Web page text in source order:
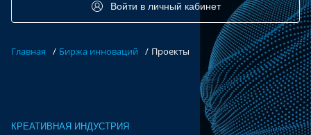
Войти в личный кабинет
Главная / Биржа инноваций / Проекты
КРЕАТИВНАЯ ИНДУСТРИЯ
Форумы/Конференции